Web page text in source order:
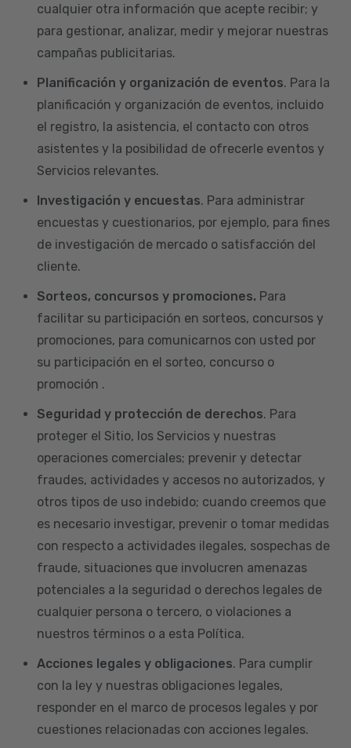
cualquier otra información que acepte recibir; y
para gestionar, analizar, medir y mejorar nuestras
campañas publicitarias.
Planificación y organización de eventos. Para la
planificación y organización de eventos, incluido
el registro, la asistencia, el contacto con otros
asistentes y la posibilidad de ofrecerle eventos y
Servicios relevantes.
Investigación y encuestas. Para administrar
encuestas y cuestionarios, por ejemplo, para fines
de investigación de mercado o satisfacción del
cliente.
Sorteos, concursos y promociones. Para
facilitar su participación en sorteos, concursos y
promociones, para comunicarnos con usted por
su participación en el sorteo, concurso o
promoción .
Seguridad y protección de derechos. Para
proteger el Sitio, los Servicios y nuestras
operaciones comerciales; prevenir y detectar
fraudes, actividades y accesos no autorizados, y
otros tipos de uso indebido; cuando creemos que
es necesario investigar, prevenir o tomar medidas
con respecto a actividades ilegales, sospechas de
fraude, situaciones que involucren amenazas
potenciales a la seguridad o derechos legales de
cualquier persona o tercero, o violaciones a
nuestros términos o a esta Política.
Acciones legales y obligaciones. Para cumplir
con la ley y nuestras obligaciones legales,
responder en el marco de procesos legales y por
cuestiones relacionadas con acciones legales.